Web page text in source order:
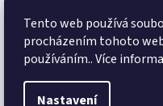
Tento web používá
procházením tohoto
používáním.. Více
Nastavení
Kontakty
Moje objednávka